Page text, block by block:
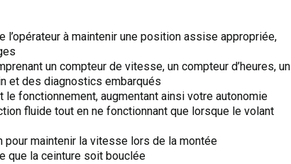
à maintenir une position assise appropriée,
un compteur de vitesse, un compteur d’heures, un
et des diagnostics embarqués
fonctionnement, augmentant ainsi votre autonomie
fluide tout en ne fonctionnant que lorsque le volant
maintenir la vitesse lors de la montée
que la ceinture soit bouclée